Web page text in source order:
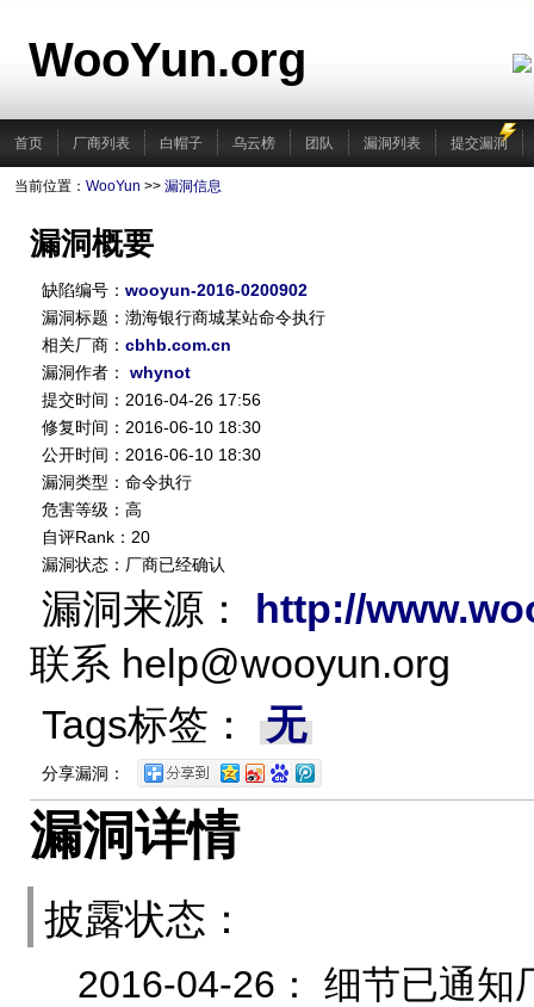
WooYun.org
首页 厂商列表 白帽子 乌云榜 团队 漏洞列表 提交漏洞
当前位置： WooYun >> 漏洞信息
漏洞概要
缺陷编号： wooyun-2016-0200902
漏洞标题：渤海银行商城某站命令执行
相关厂商： cbhb.com.cn
漏洞作者： whynot
提交时间：2016-04-26 17:56
修复时间：2016-06-10 18:30
公开时间：2016-06-10 18:30
漏洞类型：命令执行
危害等级：高
自评Rank：20
漏洞状态：厂商已经确认
漏洞来源： http://
联系 help@wooyun.org
Tags标签：
无
分享漏洞：
漏洞详情
披露状态：
2016-04-26： 细节已通知